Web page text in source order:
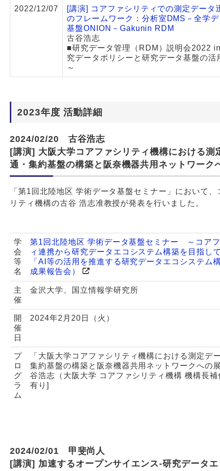
2022/12/07
[講演] コアファシリティでの測定データ
のフレームワーク：分析室DMS－全学
基盤ONION－Gakunin RDM
古谷浩志
■研究データ管理（RDM）説明会2022
究データポリシーと研究データ基盤の活
～
2023年度 活動詳細
2024/02/20 古谷浩志
[講演] 大阪大学コアファシリティ機構における測
通・集約基盤の構築と阪奈機器共用ネットワーク
「第1回北陸地区 学術データ基盤セミナー」において、
リティ機構の古谷 浩志准教授が発表を行いました。
学
会
等
名
第1回北陸地区 学術データ基盤セミナー ～コア
ィ連携から研究データエコシステム構築を目指し
「AI等の活用を推進する研究データエコシステム
成果報告会）
主
催
金沢大学、国立情報学研究所
開
催
日
2024年2月20日（火）
プ
ロ
グ
ラ
ム
「大阪大学コアファシリティ機構における測定デ
集約基盤の構築と阪奈機器共用ネットワークへ
谷浩志（大阪大学 コアファシリティ機構 機構長
有り]
2024/02/01 甲斐尚人
[講演] 加速するオープンサイエンス-研究データ